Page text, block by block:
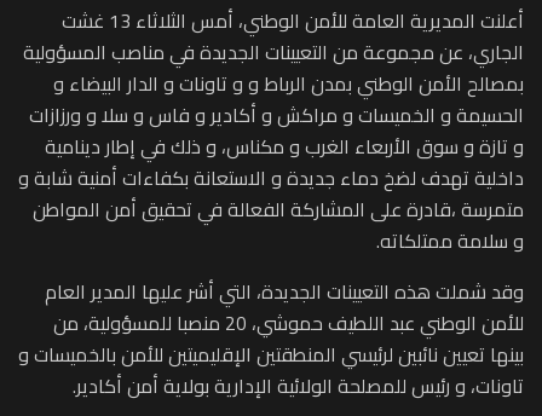
أعلنت المديرية العامة للأمن الوطني، أمس الثلاثاء 13 غشت
الجاري، عن مجموعة من التعيينات الجديدة في مناصب المسؤولية
بمصالح الأمن الوطني بمدن الرباط و و تاونات و الدار البيضاء و
الحسيمة و الخميسات و مراكش و أكادير و فاس و سلا و ورزازات
و تازة و سوق الأربعاء الغرب و مكناس، و ذلك في إطار دينامية
داخلية تهدف لضخ دماء جديدة و الاستعانة بكفاءات أمنية شابة و
متمرسة ،قادرة على المشاركة الفعالة في تحقيق أمن المواطن
و سلامة ممتلكاته.
وقد شملت هذه التعيينات الجديدة، التي أشر عليها المدير العام
للأمن الوطني عبد اللطيف حموشي، 20 منصبا للمسؤولية، من
بينها تعيين نائبين لرئيسي المنطقتين الإقليميتين للأمن بالخميسات و
تاونات، و رئيس للمصلحة الولائية الإدارية بولاية أمن أكادير.